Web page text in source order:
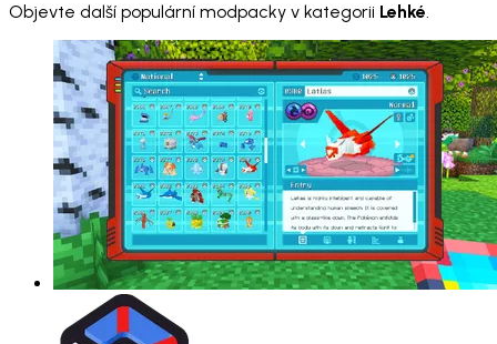
Objevte další populární modpacky v kategorii Lehké.